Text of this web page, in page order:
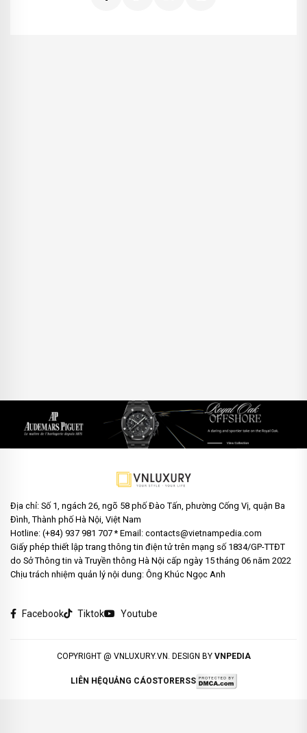
Địa chỉ: Số 1, ngách 26, ngõ 58 phố Đào Tấn, phường Cống Vị, quận Ba
Đình, Thành phố Hà Nội, Việt Nam
Hotline: (+84) 937 981 707 * Email: contacts@vietnampedia.com
Giấy phép thiết lập trang thông tin điện tử trên mạng số 1834/GP-TTĐT
do Sở Thông tin và Truyền thông Hà Nội cấp ngày 15 tháng 06 năm 2022
Chịu trách nhiệm quản lý nội dung: Ông Khúc Ngọc Anh
Facebook Tiktok Youtube
COPYRIGHT @ VNLUXURY.VN. DESIGN BY VNPEDIA
LIÊN HỆQUẢNG CÁOSTORERSS